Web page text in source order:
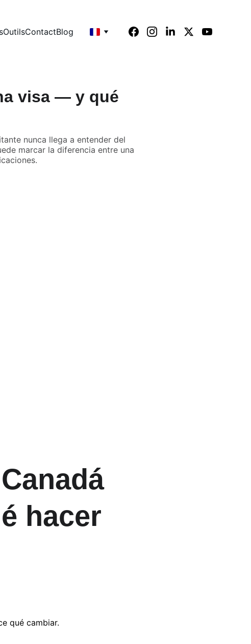
OutilsContactBlog
visa — y qué
nunca llega a entender del
marcar la diferencia entre una
hacer
qué cambiar.